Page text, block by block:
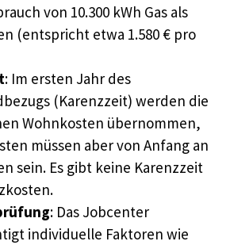
von 10.300 kWh Gas als
(entspricht etwa 1.580 € pro
: Im ersten Jahr des
(Karenzzeit) werden die
Wohnkosten übernommen,
müssen aber von Anfang an
sein. Es gibt keine Karenzzeit
: Das Jobcenter
individuelle Faktoren wie